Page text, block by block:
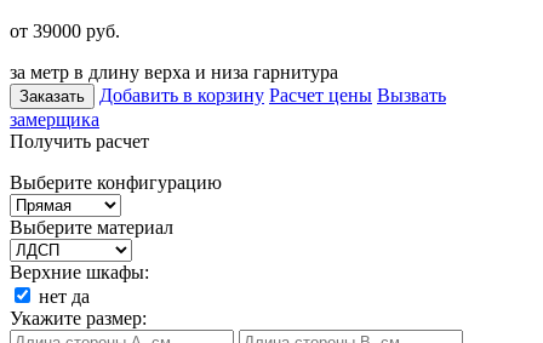
от 39000 руб.
за метр в длину верха и низа гарнитура
Заказать Добавить в корзину Расчет цены Вызвать
замерщика
Получить расчет
Выберите конфигурацию
Выберите материал
Верхние шкафы:
нет да
Укажите размер: